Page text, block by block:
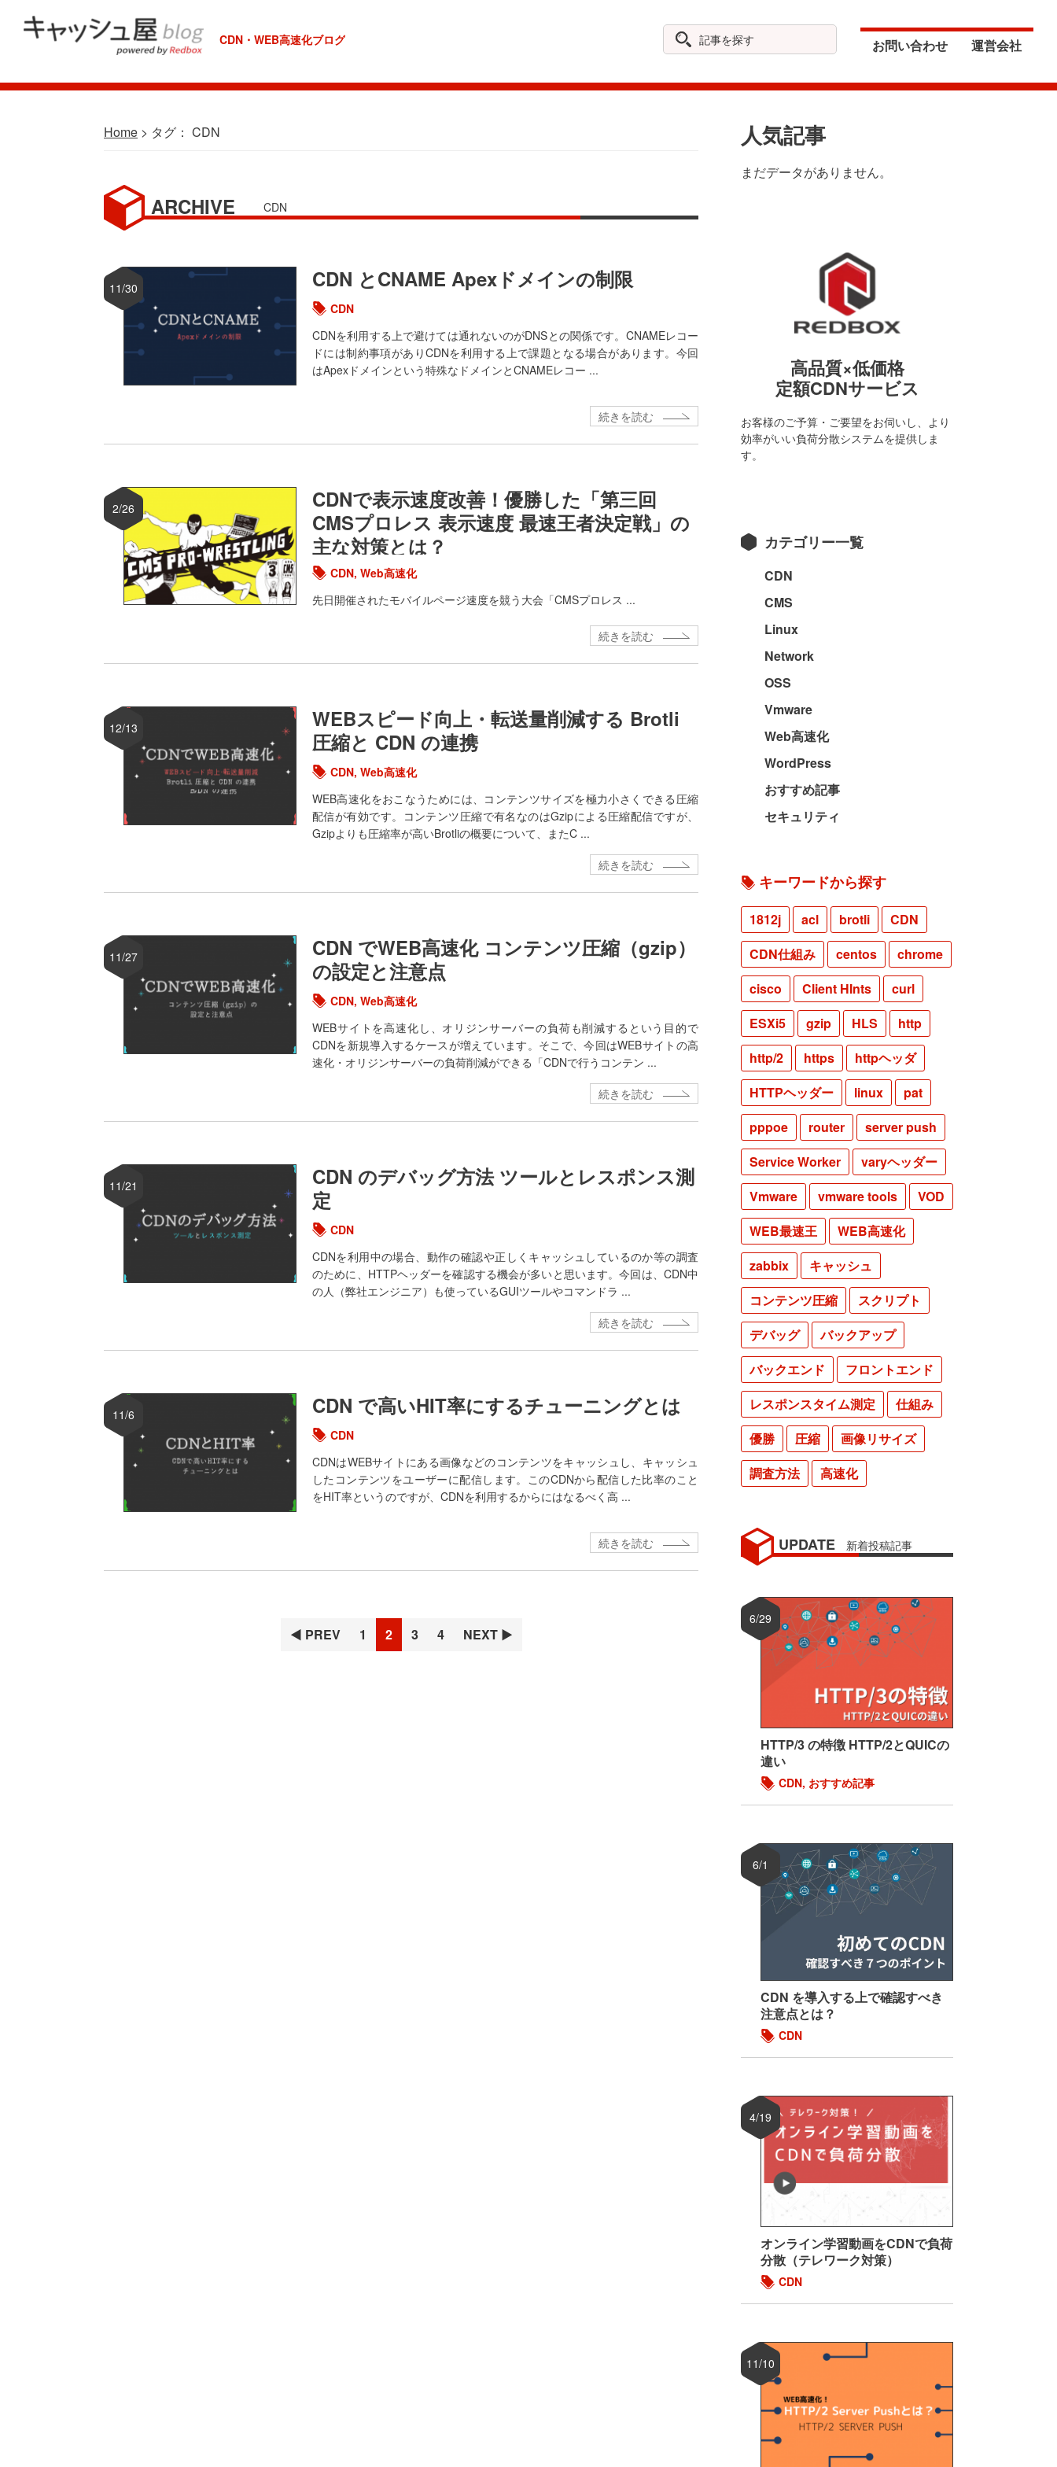
navigation
content
sidebar
REDBOX CDN・WEB高速化ブログ
記
事
を
お問い合わせ 運営会社
Home > タグ： CDN
CDN
CDN とCNAME Apexドメインの制限
11/30
CDN
CDNを利用する上で避けては通れないのがDNSとの関係です。CNAMEレコー
ドには制約事項がありCDNを利用する上で課題となる場合があります。今回
はApexドメインという特殊なドメインとCNAMEレコー ...
続きを読む
CDNで表示速度改善！優勝した「第三回
CMSプロレス 表示速度 最速王者決定戦」の
主な対策とは？
2/26
CDN, Web高速化
先日開催されたモバイルページ速度を競う大会「CMSプロレス ...
続きを読む
WEBスピード向上・転送量削減する Brotli
圧縮と CDN の連携
12/13
CDN, Web高速化
WEB高速化をおこなうためには、コンテンツサイズを極力小さくできる圧縮
配信が有効です。コンテンツ圧縮で有名なのはGzipによる圧縮配信ですが、
Gzipよりも圧縮率が高いBrotliの概要について、またC ...
続きを読む
CDN でWEB高速化 コンテンツ圧縮（gzip）
の設定と注意点
11/27
CDN, Web高速化
WEBサイトを高速化し、オリジンサーバーの負荷も削減するという目的で
CDNを新規導入するケースが増えています。そこで、今回はWEBサイトの高
速化・オリジンサーバーの負荷削減ができる「CDNで行うコンテン ...
続きを読む
CDN のデバッグ方法 ツールとレスポンス測
定
11/21
CDN
CDNを利用中の場合、動作の確認や正しくキャッシュしているのか等の調査
のために、HTTPヘッダーを確認する機会が多いと思います。今回は、CDN中
の人（弊社エンジニア）も使っているGUIツールやコマンドラ ...
続きを読む
CDN で高いHIT率にするチューニングとは
11/6
CDN
CDNはWEBサイトにある画像などのコンテンツをキャッシュし、キャッシュ
したコンテンツをユーザーに配信します。このCDNから配信した比率のこと
をHIT率というのですが、CDNを利用するからにはなるべく高 ...
続きを読む
◀ PREV
ペ
1
ペ
ー
2
ペ
3
ペ
4 NEXT ▶
最
の
人気記事
まだデータがありません。
高品質×低価格
定額CDNサービス
お客様のご予算・ご要望をお伺いし、より
効率がいい負荷分散システムを提供しま
す。
カテゴリー一覧
CDN
CMS
Linux
Network
OSS
Vmware
Web高速化
WordPress
おすすめ記事
セキュリティ
キーワードから探す
1812j acl brotli
CDN
CDN仕組み
centos
chrome
cisco
Client HInts
curl
ESXi5
gzip HLS
http
http/2
https
httpヘッダ
HTTPヘッダー
linux
pat
pppoe
router
server push
Service Worker
varyヘッダー
Vmware
vmware tools
VOD
WEB最速王
WEB高速化
zabbix
キャッシュ
コンテンツ圧縮
スクリプト
デバッグ
バックアップ
バックエンド
フロントエンド
レスポンスタイム測定
仕組み
優勝
圧縮
画像リサイズ
調査方法
高速化
UPDATE 新着投稿記事
HTTP/3 の特徴 HTTP/2とQUICの
違い
6/29
CDN, おすすめ記事
CDN を導入する上で確認すべき
注意点とは？
6/1
CDN
オンライン学習動画をCDNで負荷
分散（テレワーク対策）
4/19
CDN
11/10